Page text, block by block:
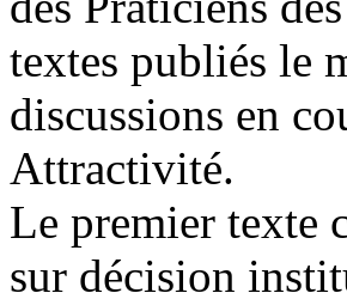
textes publiés le
discussions en
Attractivité.
Le premier texte
sur décision